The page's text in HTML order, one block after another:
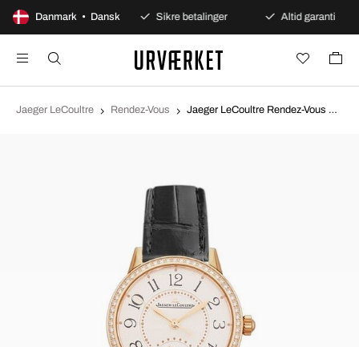
Danmark • Dansk
100 dages åbent køb Sikre betalinger Altid garanti
Jaeger LeCoultre Rendez-Vous Jaeger LeCoultre Rendez-Vous Sølvfarvet/Læder Ø29 mm 3462430